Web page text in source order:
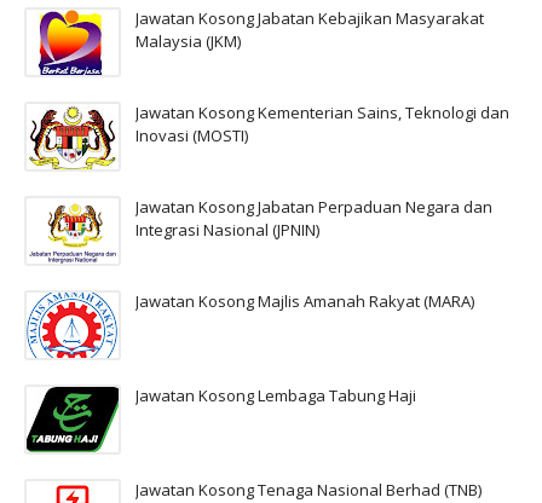
Jawatan Kosong Jabatan Kebajikan Masyarakat
Malaysia (JKM)
Jawatan Kosong Kementerian Sains, Teknologi dan
Inovasi (MOSTI)
Jawatan Kosong Jabatan Perpaduan Negara dan
Integrasi Nasional (JPNIN)
Jawatan Kosong Majlis Amanah Rakyat (MARA)
Jawatan Kosong Lembaga Tabung Haji
Jawatan Kosong Tenaga Nasional Berhad (TNB)